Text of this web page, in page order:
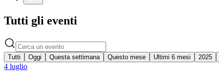
Tutti gli eventi
Tutti Oggi Questa settimana Questo mese Ultimi 6 mesi 2025
4 luglio